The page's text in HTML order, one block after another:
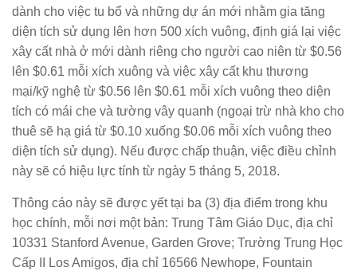
dành cho việc tu bổ và những dự án mới nhằm gia tăng
diện tích sử dụng lên hơn 500 xích vuông, định giá lại việc
xây cất nhà ở mới dành riêng cho người cao niên từ $0.56
lên $0.61 mỗi xích xuông và việc xây cất khu thương
mại/kỹ nghệ từ $0.56 lên $0.61 mỗi xích vuông theo diện
tích có mái che và tường vây quanh (ngoại trừ nhà kho cho
thuê sẽ hạ giá từ $0.10 xuống $0.06 mỗi xích vuông theo
diện tích sử dụng). Nếu được chấp thuận, việc điều chỉnh
này sẽ có hiệu lực tính từ ngày 5 tháng 5, 2018.
Thông cáo này sẽ được yết tại ba (3) địa điểm trong khu
học chính, mỗi nơi một bản: Trung Tâm Giáo Dục, địa chỉ
10331 Stanford Avenue, Garden Grove; Trường Trung Học
Cấp II Los Amigos, địa chỉ 16566 Newhope, Fountain